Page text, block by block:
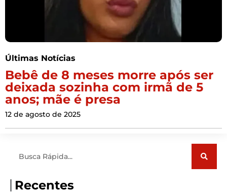
Últimas Notícias
Bebê de 8 meses morre após ser
deixada sozinha com irmã de 5
anos; mãe é presa
12 de agosto de 2025
Recentes